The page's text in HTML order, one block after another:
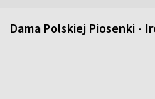
Dama Polskiej Piosenki -